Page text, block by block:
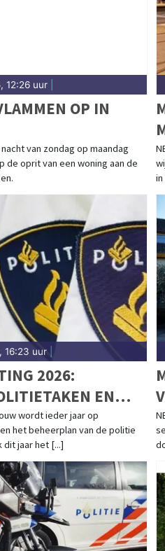
12:26 uur
OP IN
nacht van zondag op maandag
oprit van een woning aan de
16:23 uur
2026:
EN
IN BALANS
wordt ieder jaar op
het beheerplan van de politie
jaar het [...]